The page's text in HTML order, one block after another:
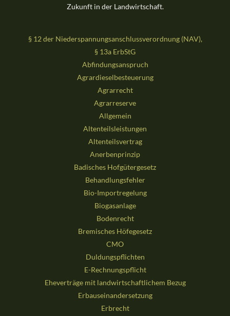
Zukunft in der Landwirtschaft.
§ 12 der Niederspannungsanschlussverordnung (NAV),
§ 13a ErbStG
Abfindungsanspruch
Agrardieselbesteuerung
Agrarrecht
Agrarreserve
Allgemein
Altenteilsleistungen
Altenteilsvertrag
Anerbenprinzip
Badisches Hofgütergesetz
Behandlungsfehler
Bio-Importregelung
Biogasanlage
Bodenrecht
Bremisches Höfegesetz
CMO
Duldungspflichten
E-Rechnungspflicht
Eheverträge mit landwirtschaftlichem Bezug
Erbauseinandersetzung
Erbrecht